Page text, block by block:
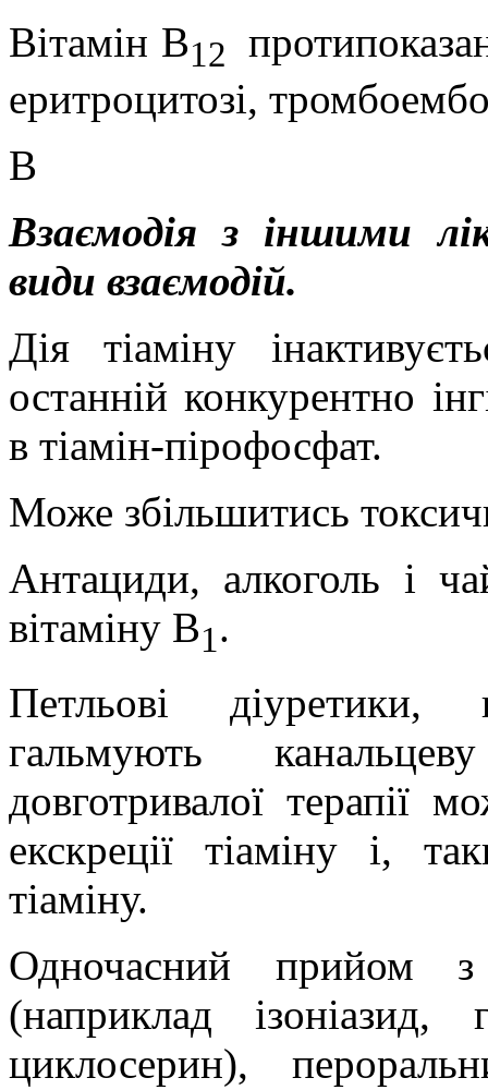
Вітамін В12
еритроцитозі,
В
Взаємодія з іншими
види взаємодій.
Дія тіаміну
останній конкурентно
в тіамін-пірофосфат.
Може збільшитись
Антациди, алкоголь і
вітаміну В1.
Петльові
гальмують
довготривалої терапії
екскреції тіаміну і,
тіаміну.
Одночасний прийом з
(наприклад ізоніазид,
циклосерин),